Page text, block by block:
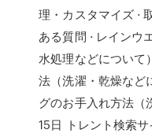
理・カスタマイズ ·
ある質問 · レインウ
水処理などについて
法（洗濯・乾燥など
グのお手入れ方法（
15日 トレント検索